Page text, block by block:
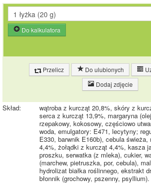
Do kalkulatora
Przelicz Do ulubionych
Dodaj zdjęcie
Skład:
wątroba z kurcząt 20,8%, skóry z
serca z kurcząt 13,9%, margaryna
rzepakowy, kokosowy, częściowo
woda, emulgatory: E471, lecytyny;
E330, barwnik E160b), cebula
4,4%, żołądki z kurcząt 4,4%, kasza
proszku, serwatka (z mleka), cukier,
(marchew, pietruszka, por, cebula),
hydrolizat białka roślinnego, ekstrakt
błonnik (grochowy, pszenny, psyllium).